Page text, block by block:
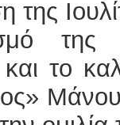
της
το